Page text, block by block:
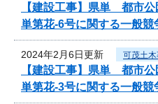
【建設工事】県単 都市
単第花-6号に関する一般競
2024年2月6日更新 可茂土
【建設工事】県単 都市
単第花-3号に関する一般競